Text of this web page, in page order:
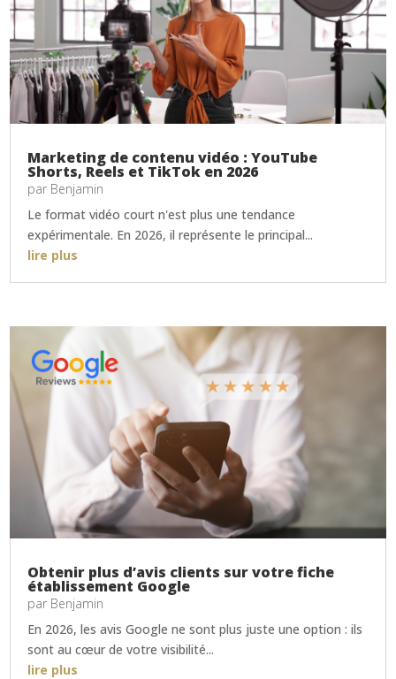
Marketing de contenu vidéo : YouTube
Shorts, Reels et TikTok en 2026
par Benjamin
Le format vidéo court n'est plus une tendance
expérimentale. En 2026, il représente le principal...
lire plus
Obtenir plus d’avis clients sur votre fiche
établissement Google
par Benjamin
En 2026, les avis Google ne sont plus juste une option : ils
sont au cœur de votre visibilité...
lire plus